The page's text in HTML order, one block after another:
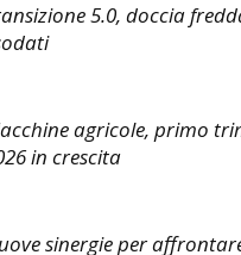
5.0, doccia
agricole, primo
in crescita
sinergie per